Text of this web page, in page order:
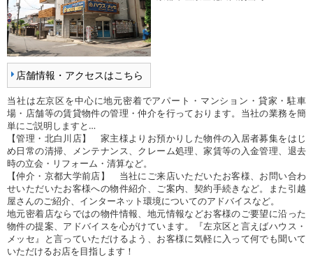
店舗情報・アクセスはこちら
当社は左京区を中心に地元密着でアパート・マンション・貸家・駐車
場・店舗等の賃貸物件の管理・仲介を行っております。当社の業務を簡
単にご説明しますと…
【管理・北白川店】 家主様よりお預かりした物件の入居者募集をはじ
め日常の清掃、メンテナンス、クレーム処理、家賃等の入金管理、退去
時の立会・リフォーム・清算など。
【仲介・京都大学前店】 当社にご来店いただいたお客様、お問い合わ
せいただいたお客様への物件紹介、ご案内、契約手続きなど。また引越
屋さんのご紹介、インターネット環境についてのアドバイスなど。
地元密着店ならではの物件情報、地元情報などお客様のご要望に沿った
物件の提案、アドバイスを心がけています。『左京区と言えばハウス・
メッセ』と言っていただけるよう、お客様に気軽に入って何でも聞いて
いただけるお店を目指します！